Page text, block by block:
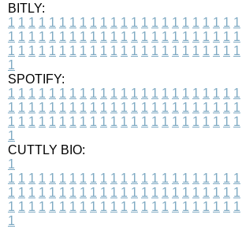
BITLY:
1 1 1 1 1 1 1 1 1 1 1 1 1 1 1 1 1 1 1 1 1 1 1
1 1 1 1 1 1 1 1 1 1 1 1 1 1 1 1 1 1 1 1 1 1 1
1 1 1 1 1 1 1 1 1 1 1 1 1 1 1 1 1 1 1 1 1 1 1
1
SPOTIFY:
1 1 1 1 1 1 1 1 1 1 1 1 1 1 1 1 1 1 1 1 1 1 1
1 1 1 1 1 1 1 1 1 1 1 1 1 1 1 1 1 1 1 1 1 1 1
1 1 1 1 1 1 1 1 1 1 1 1 1 1 1 1 1 1 1 1 1 1 1
1
CUTTLY BIO:
1
1 1 1 1 1 1 1 1 1 1 1 1 1 1 1 1 1 1 1 1 1 1 1
1 1 1 1 1 1 1 1 1 1 1 1 1 1 1 1 1 1 1 1 1 1 1
1 1 1 1 1 1 1 1 1 1 1 1 1 1 1 1 1 1 1 1 1 1 1
1